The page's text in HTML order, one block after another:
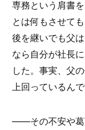
専務という肩書
とは何もさせて
後を継いでも父
なら自分が社長
した。事実、父
上回っているんで
——その不安や葛